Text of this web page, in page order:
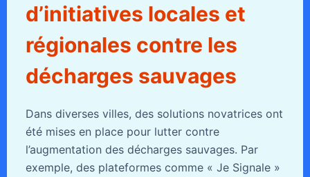
d’initiatives locales et
régionales contre les
décharges sauvages
Dans diverses villes, des solutions novatrices ont
été mises en place pour lutter contre
l’augmentation des décharges sauvages. Par
exemple, des plateformes comme « Je Signale »